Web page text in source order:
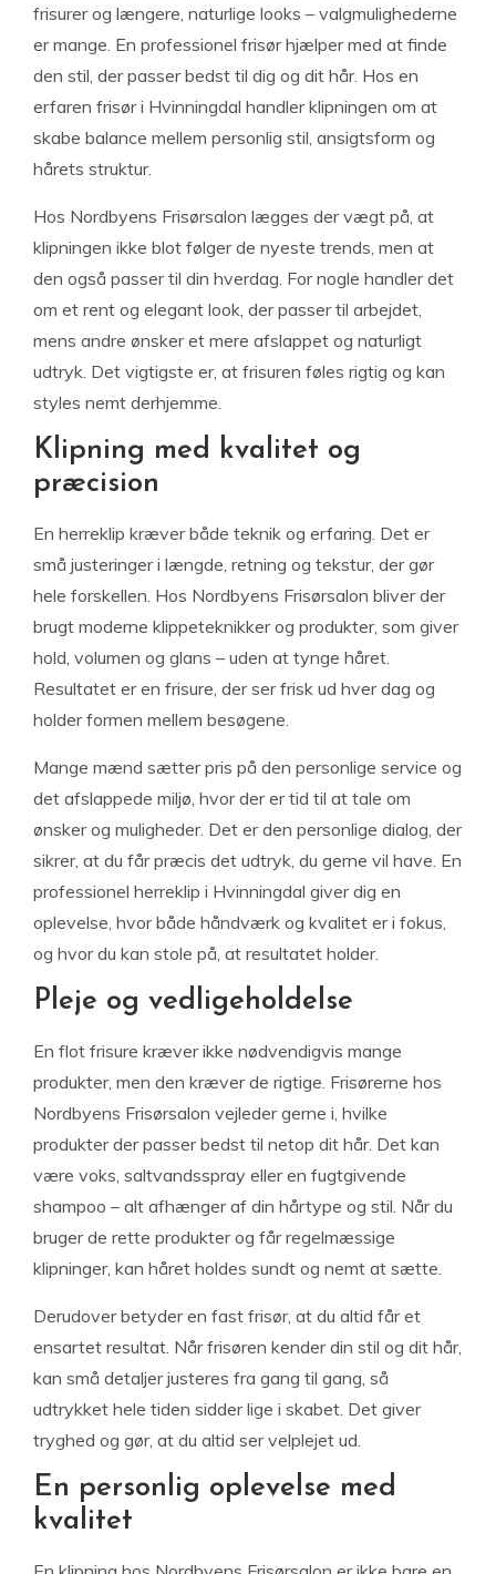
frisurer og længere, naturlige looks – valgmulighederne
er mange. En professionel frisør hjælper med at finde
den stil, der passer bedst til dig og dit hår. Hos en
erfaren frisør i Hvinningdal handler klipningen om at
skabe balance mellem personlig stil, ansigtsform og
hårets struktur.
Hos Nordbyens Frisørsalon lægges der vægt på, at
klipningen ikke blot følger de nyeste trends, men at
den også passer til din hverdag. For nogle handler det
om et rent og elegant look, der passer til arbejdet,
mens andre ønsker et mere afslappet og naturligt
udtryk. Det vigtigste er, at frisuren føles rigtig og kan
styles nemt derhjemme.
Klipning med kvalitet og
præcision
En herreklip kræver både teknik og erfaring. Det er
små justeringer i længde, retning og tekstur, der gør
hele forskellen. Hos Nordbyens Frisørsalon bliver der
brugt moderne klippeteknikker og produkter, som giver
hold, volumen og glans – uden at tynge håret.
Resultatet er en frisure, der ser frisk ud hver dag og
holder formen mellem besøgene.
Mange mænd sætter pris på den personlige service og
det afslappede miljø, hvor der er tid til at tale om
ønsker og muligheder. Det er den personlige dialog, der
sikrer, at du får præcis det udtryk, du gerne vil have. En
professionel herreklip i Hvinningdal giver dig en
oplevelse, hvor både håndværk og kvalitet er i fokus,
og hvor du kan stole på, at resultatet holder.
Pleje og vedligeholdelse
En flot frisure kræver ikke nødvendigvis mange
produkter, men den kræver de rigtige. Frisørerne hos
Nordbyens Frisørsalon vejleder gerne i, hvilke
produkter der passer bedst til netop dit hår. Det kan
være voks, saltvandsspray eller en fugtgivende
shampoo – alt afhænger af din hårtype og stil. Når du
bruger de rette produkter og får regelmæssige
klipninger, kan håret holdes sundt og nemt at sætte.
Derudover betyder en fast frisør, at du altid får et
ensartet resultat. Når frisøren kender din stil og dit hår,
kan små detaljer justeres fra gang til gang, så
udtrykket hele tiden sidder lige i skabet. Det giver
tryghed og gør, at du altid ser velplejet ud.
En personlig oplevelse med
kvalitet